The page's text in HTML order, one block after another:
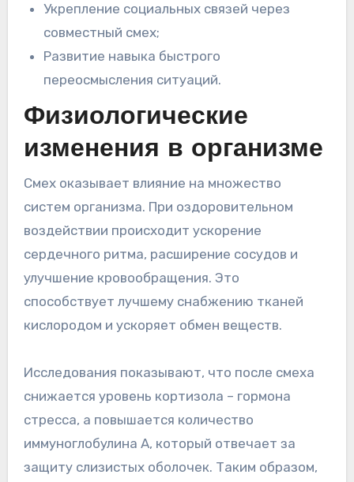
Укрепление социальных связей через
совместный смех;
Развитие навыка быстрого
переосмысления ситуаций.
Физиологические
изменения в организме
Смех оказывает влияние на множество
систем организма. При оздоровительном
воздействии происходит ускорение
сердечного ритма, расширение сосудов и
улучшение кровообращения. Это
способствует лучшему снабжению тканей
кислородом и ускоряет обмен веществ.
Исследования показывают, что после смеха
снижается уровень кортизола – гормона
стресса, а повышается количество
иммуноглобулина А, который отвечает за
защиту слизистых оболочек. Таким образом,